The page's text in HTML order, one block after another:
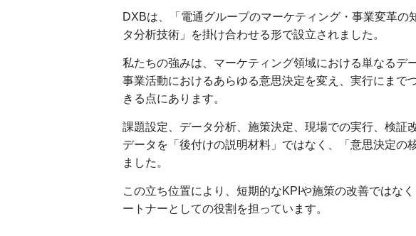
DXBは、「電通グループのマーケティング・事業変革の
タ分析技術」を掛け合わせる形で設立されました。
私たちの強みは、マーケティング領域における単なるデ
事業活動におけるあらゆる意思決定を変え、実行にまで
きる点にあります。
課題設定、データ分析、施策決定、現場での実行、検証
データを「後付けの説明材料」ではなく、「意思決定の
ました。
この立ち位置により、短期的なKPIや施策の改善ではな
ートナーとしての役割を担っています。